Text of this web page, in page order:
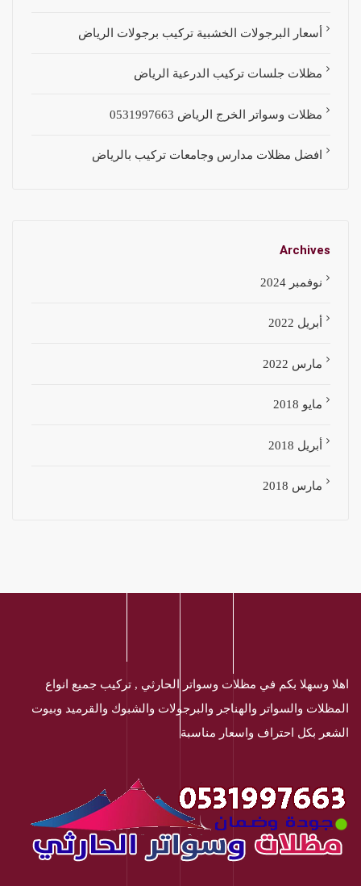
أسعار البرجولات الخشبية تركيب برجولات الرياض
مظلات جلسات تركيب الدرعية الرياض
مظلات وسواتر الخرج الرياض 0531997663
افضل مظلات مدارس وجامعات تركيب بالرياض
Archives
نوفمبر 2024
أبريل 2022
مارس 2022
مايو 2018
أبريل 2018
مارس 2018
اهلا وسهلا بكم في مظلات وسواتر الحارثي , تركيب جميع انواع
المظلات والسواتر والهناجر والبرجولات والشبوك والقرميد وبيوت
الشعر بكل احتراف واسعار مناسبة